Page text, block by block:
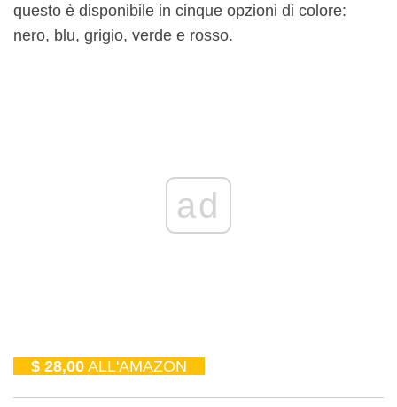
questo è disponibile in cinque opzioni di colore:
nero, blu, grigio, verde e rosso.
ad
$ 28,00 ALL'AMAZON